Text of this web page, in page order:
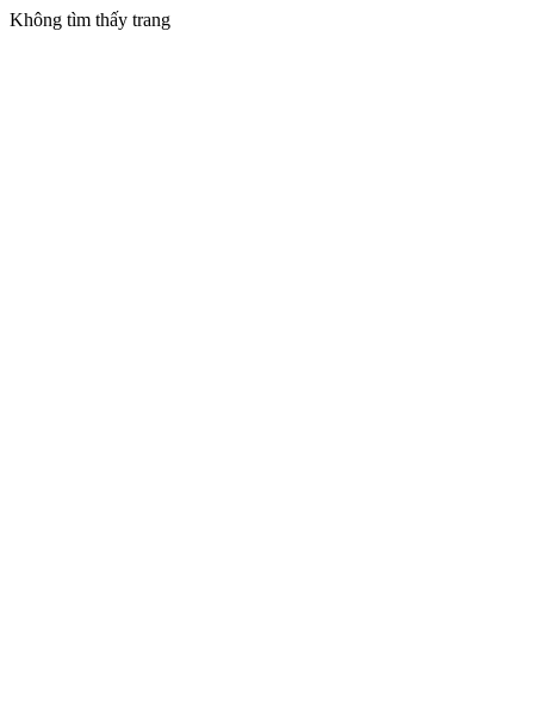
Không tìm thấy trang